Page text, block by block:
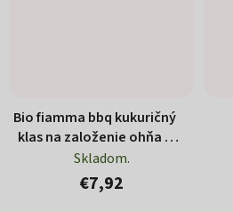
Bio fiamma bbq kukuričný
klas na založenie ohňa 5
kg
Skladom.
€7,92